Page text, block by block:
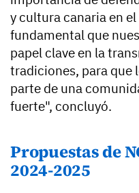
y cultura canaria en
fundamental que
papel clave en la
tradiciones, para que
parte de una
fuerte", concluyó.
Propuestas de
2024-2025